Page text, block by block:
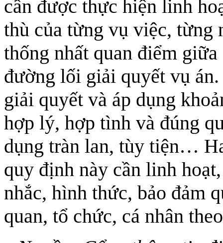
cần được thực hiện linh
thù của từng vụ việc, từng
thống nhất quan điểm
đường lối giải quyết vụ
giải quyết và áp dụng
hợp lý, hợp tình và đúng
dụng tràn lan, tùy tiện…
quy định này cần linh
nhắc, hình thức, bảo đảm
quan, tổ chức, cá nhân